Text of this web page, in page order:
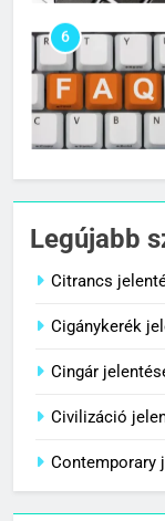
6
7
1
Legújabb